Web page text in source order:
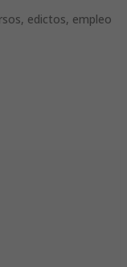
edictos, empleo